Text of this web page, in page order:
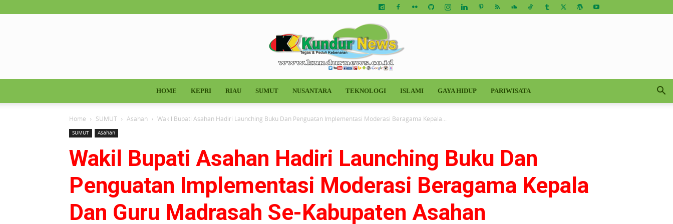
Kundur
News
HOME KEPRI RIAU SUMUT NUSANTARA TEKNOLOGI ISLAMI GAYA HIDUP PARIWISATA
Home SUMUT Asahan Wakil Bupati Asahan Hadiri Launching Buku Dan Penguatan Implementasi Moderasi Beragama Kepala...
SUMUT Asahan
Wakil Bupati Asahan Hadiri Launching Buku Dan
Penguatan Implementasi Moderasi Beragama Kepala
Dan Guru Madrasah Se-Kabupaten Asahan